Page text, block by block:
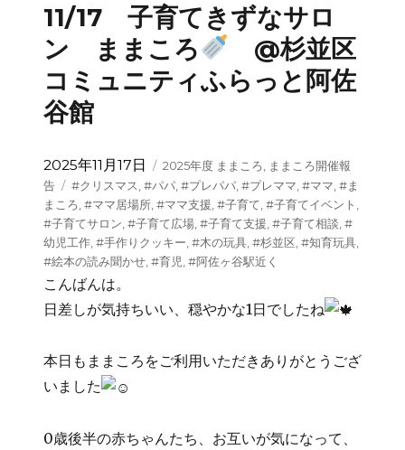
11/17 子育てきずなサロ
ン ままころ
@杉並区
コミュニティふらっと阿佐
谷館
投
稿
日:
2025年11月17日
カ
テ
ゴ
リ
ー
2025年度 ままころ
ままころ開催報
告
タ
グ
#クリスマス #パパ, #プレパパ, #プレママ #ママ #ま
まころ #ママ居場所, #ママ支援 #子育て #子育てイベント
#子育てサロン #子育て広場, #子育て支援 #子育て相談 #
幼児工作, #手作りクッキー #木の玩具, #杉並区 #知育玩具,
#絵本の読み聞かせ, #育児 #阿佐ヶ谷駅近く
こんばんは。
日差しが気持ちいい、穏やかな1日でしたね
本日もままころをご利用いただきありがとうござ
いました
0歳後半の赤ちゃんたち、お互いが気になって、